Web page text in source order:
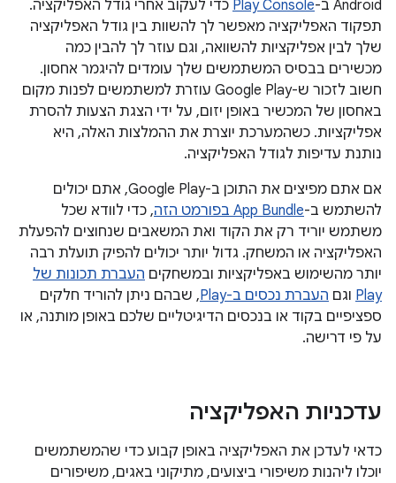
Android ב- Play Console כדי לעקוב אחרי גודל האפליקציה.
תפקוד האפליקציה מאפשר לך להשוות בין גודל האפליקציה
שלך לבין אפליקציות להשוואה, וגם עוזר לך להבין כמה
מכשירים בבסיס המשתמשים שלך עומדים להיגמר אחסון.
חשוב לזכור ש-Google Play עוזרת למשתמשים לפנות מקום
באחסון של המכשיר באופן יזום, על ידי הצגת הצעות להסרת
אפליקציות. כשהמערכת יוצרת את ההמלצות האלה, היא
נותנת עדיפות לגודל האפליקציה.
אם אתם מפיצים את התוכן ב-Google Play, אתם יכולים
להשתמש ב-App Bundle בפורמט הזה
, כדי לוודא שכל
משתמש יוריד רק את הקוד ואת המשאבים שנחוצים להפעלת
האפליקציה או המשחק. גדול יותר יכולים להפיק תועלת רבה
יותר מהשימוש באפליקציות ובמשחקים העברת תכונות של
Play וגם העברת נכסים ב-Play
, שבהם ניתן להוריד חלקים
ספציפיים בקוד או בנכסים הדיגיטליים שלכם באופן מותנה, או
על פי דרישה.
עדכניות האפליקציה
כדאי לעדכן את האפליקציה באופן קבוע כדי שהמשתמשים
יוכלו ליהנות משיפורי ביצועים, מתיקוני באגים, משיפורים